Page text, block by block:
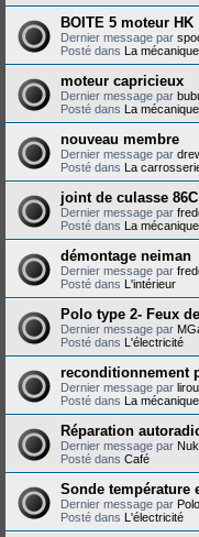
BOITE 5 moteur HK
Dernier message par
Posté dans La mécanique
moteur capricieux
Dernier message par
Posté dans La mécanique
nouveau membre
Dernier message par
Posté dans La
joint de culasse 86C
Dernier message par
Posté dans La mécanique
démontage neiman
Dernier message par
Posté dans L'intérieur
Polo type 2- Feux
Dernier message par
Posté dans L'électricité
reconditionnement
Dernier message par
Posté dans La mécanique
Réparation
Dernier message par
Posté dans Café
Sonde température
Dernier message par
Posté dans L'électricité